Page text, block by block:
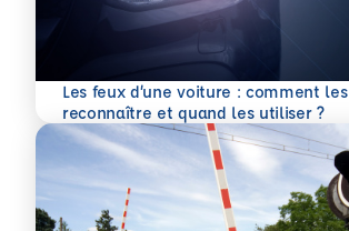
Les feux d’une voiture : comment les
reconnaître et quand les utiliser ?
En savoir plus